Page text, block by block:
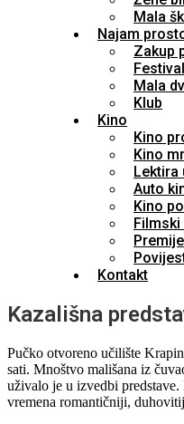
Mala
Najam
Zakup
Mala
Klub
Kino
Kino
Kino
Lektira
Auto
Kino
Kontakt
Kazališna
Pučko otvoreno učilište
sati. Mnoštvo mališana iz
uživalo je u izvedbi
vremena romantičniji,